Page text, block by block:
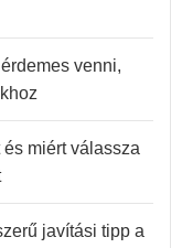
venni,
miért válassza
javítási tipp a